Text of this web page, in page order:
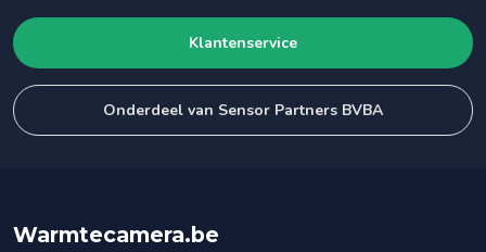
Klantenservice
Onderdeel van Sensor Partners BVBA
Warmtecamera.be